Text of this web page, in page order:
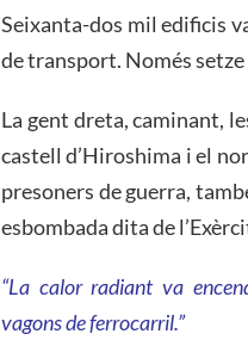
Seixanta-dos mil edificis
de transport. Només
La gent dreta, caminant,
castell d’Hiroshima i el
presoners de guerra,
esbombada dita de
“La calor radiant va
vagons de ferrocarril.”